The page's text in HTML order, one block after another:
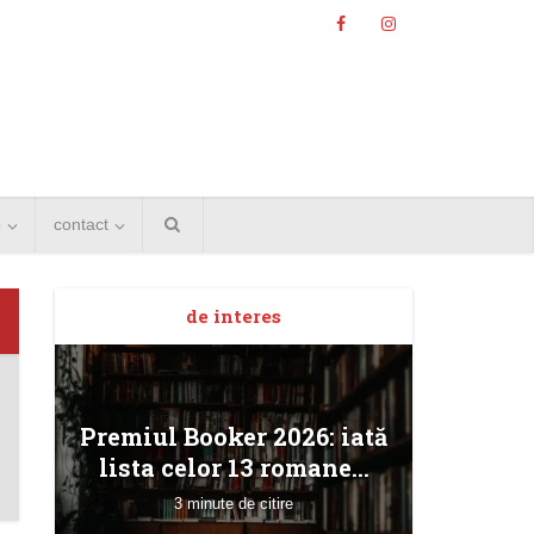
contact
de interes
Premiul Booker 2026: iată
lista celor 13 romane...
3 minute de citire